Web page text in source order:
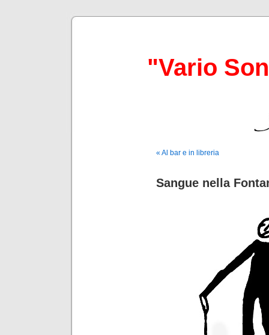
"Vario
« Al bar e in libreria
Sangue nella